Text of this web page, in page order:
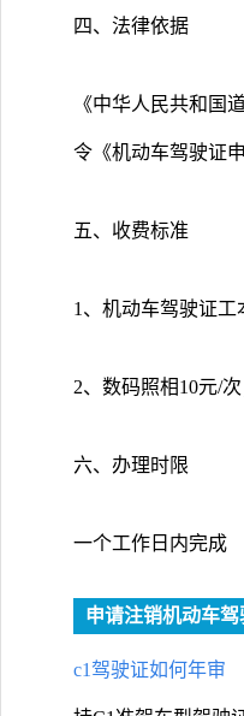
四、法律依据
《中华人民共和国
令《机动车驾驶证
五、收费标准
1、机动车驾驶证工
2、数码照相10元/
六、办理时限
一个工作日内完成
申请注销机动车
c1驾驶证如何年审